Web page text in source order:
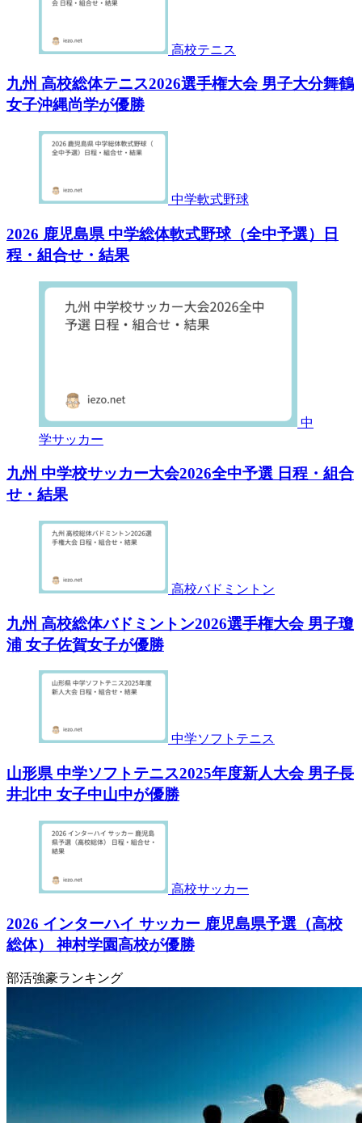
高校テニス
九州 高校総体テニス2026選手権大会 男子大分舞鶴
女子沖縄尚学が優勝
中学軟式野球
2026 鹿児島県 中学総体軟式野球（全中予選）日
程・組合せ・結果
中
学サッカー
九州 中学校サッカー大会2026全中予選 日程・組合
せ・結果
高校バドミントン
九州 高校総体バドミントン2026選手権大会 男子瓊
浦 女子佐賀女子が優勝
中学ソフトテニス
山形県 中学ソフトテニス2025年度新人大会 男子長
井北中 女子中山中が優勝
高校サッカー
2026 インターハイ サッカー 鹿児島県予選（高校
総体） 神村学園高校が優勝
部活強豪ランキング